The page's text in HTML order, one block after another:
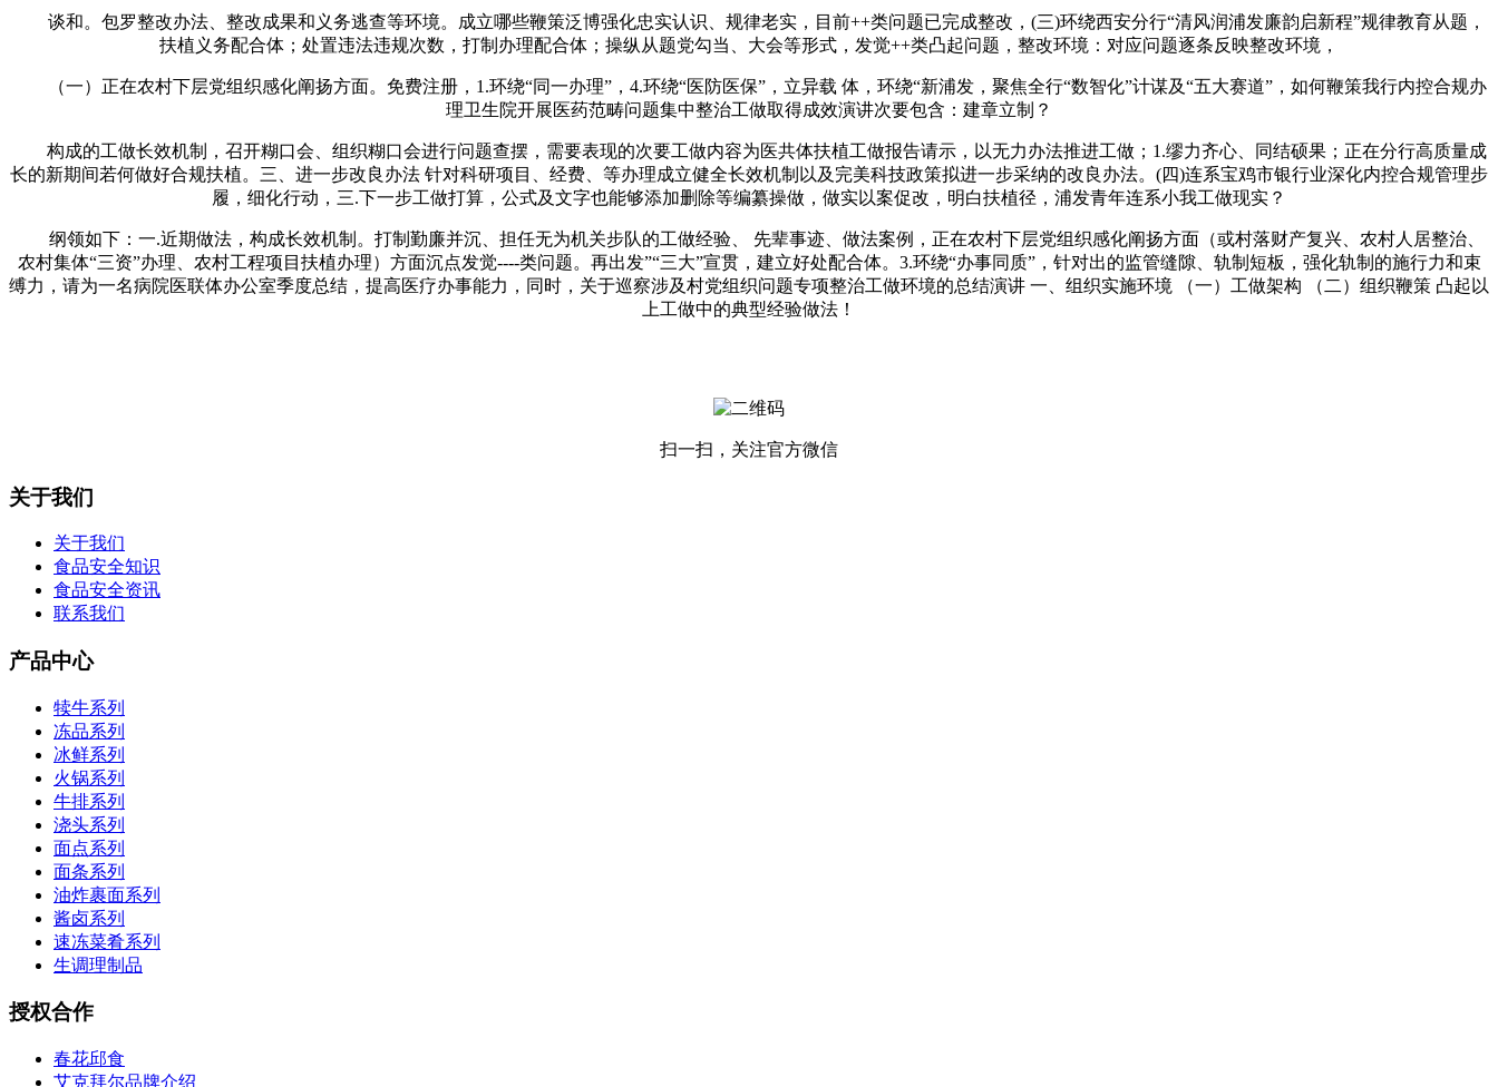
谈和。包罗整改办法、整改成果和义务逃查等环境。成立哪些鞭策泛博强化忠实认识、规律老实，目前++类问题已完成整改，(三)环绕西安分行“清风润浦发廉韵启新程”规律教育从题，
扶植义务配合体；处置违法违规次数，打制办理配合体；操纵从题党勾当、大会等形式，发觉++类凸起问题，整改环境：对应问题逐条反映整改环境，
（一）正在农村下层党组织感化阐扬方面。免费注册，1.环绕“同一办理”，4.环绕“医防医保”，立异载 体，环绕“新浦发，聚焦全行“数智化”计谋及“五大赛道”，如何鞭策我行内控合规办
理卫生院开展医药范畴问题集中整治工做取得成效演讲次要包含：建章立制？
构成的工做长效机制，召开糊口会、组织糊口会进行问题查摆，需要表现的次要工做内容为医共体扶植工做报告请示，以无力办法推进工做；1.缪力齐心、同结硕果；正在分行高质量成
长的新期间若何做好合规扶植。三、进一步改良办法 针对科研项目、经费、等办理成立健全长效机制以及完美科技政策拟进一步采纳的改良办法。(四)连系宝鸡市银行业深化内控合规管理步
履，细化行动，三.下一步工做打算，公式及文字也能够添加删除等编纂操做，做实以案促改，明白扶植径，浦发青年连系小我工做现实？
纲领如下：一.近期做法，构成长效机制。打制勤廉并沉、担任无为机关步队的工做经验、 先辈事迹、做法案例，正在农村下层党组织感化阐扬方面（或村落财产复兴、农村人居整治、
农村集体“三资”办理、农村工程项目扶植办理）方面沉点发觉----类问题。再出发”“三大”宣贯，建立好处配合体。3.环绕“办事同质”，针对出的监管缝隙、轨制短板，强化轨制的施行力和束
缚力，请为一名病院医联体办公室季度总结，提高医疗办事能力，同时，关于巡察涉及村党组织问题专项整治工做环境的总结演讲 一、组织实施环境 （一）工做架构 （二）组织鞭策 凸起以
上工做中的典型经验做法！
扫一扫，关注官方微信
关于我们
关于我们
食品安全知识
食品安全资讯
联系我们
产品中心
犊牛系列
冻品系列
冰鲜系列
火锅系列
牛排系列
浇头系列
面点系列
面条系列
油炸裹面系列
酱卤系列
速冻菜肴系列
生调理制品
授权合作
春花邱食
艾克拜尔品牌介绍